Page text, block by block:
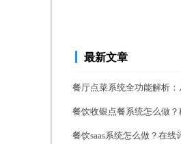
最新文章
餐厅点菜系统全功能解析
餐饮收银点餐系统怎么做
餐饮saas系统怎么做？在